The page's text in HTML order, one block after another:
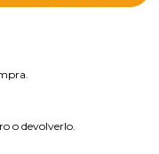
o devolverlo.